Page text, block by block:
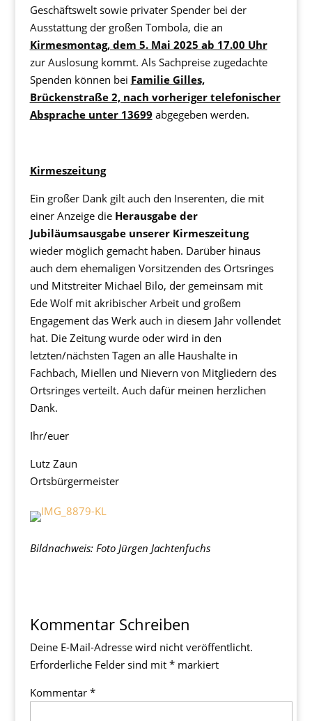
Geschäftswelt sowie privater Spender bei der
Ausstattung der großen Tombola, die an
Kirmesmontag, dem 5. Mai 2025 ab 17.00 Uhr
zur Auslosung kommt. Als Sachpreise zugedachte
Spenden können bei Familie Gilles,
Brückenstraße 2, nach vorheriger telefonischer
Absprache unter 13699 abgegeben werden.
Kirmeszeitung
Ein großer Dank gilt auch den Inserenten, die mit
einer Anzeige die Herausgabe der
Jubiläumsausgabe unserer Kirmeszeitung
wieder möglich gemacht haben. Darüber hinaus
auch dem ehemaligen Vorsitzenden des Ortsringes
und Mitstreiter Michael Bilo, der gemeinsam mit
Ede Wolf mit akribischer Arbeit und großem
Engagement das Werk auch in diesem Jahr vollendet
hat. Die Zeitung wurde oder wird in den
letzten/nächsten Tagen an alle Haushalte in
Fachbach, Miellen und Nievern von Mitgliedern des
Ortsringes verteilt. Auch dafür meinen herzlichen
Dank.
Ihr/euer
Lutz Zaun
Ortsbürgermeister
Bildnachweis: Foto Jürgen Jachtenfuchs
Kommentar Schreiben
Deine E-Mail-Adresse wird nicht veröffentlicht.
Erforderliche Felder sind mit *markiert
Kommentar *